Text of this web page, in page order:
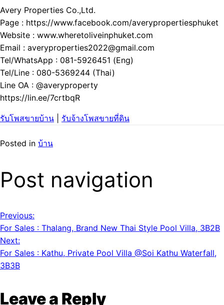
Avery Properties Co.,Ltd.
Page : https://www.facebook.com/averypropertiesphuket
Website : www.wheretoliveinphuket.com
Email : averyproperties2022@gmail.com
Tel/WhatsApp : 081-5926451 (Eng)
Tel/Line : 080-5369244 (Thai)
Line OA : @averyproperty
https://lin.ee/7crtbqR
รับโพสขายบ้าน รับจ้างโพสขายที่ดิน
Posted in บ้าน
Post navigation
Previous:
For Sales : Thalang, Brand New Thai Style Pool Villa, 3B2B
Next:
For Sales : Kathu, Private Pool Villa @Soi Kathu Waterfall,
3B3B
Leave a Reply